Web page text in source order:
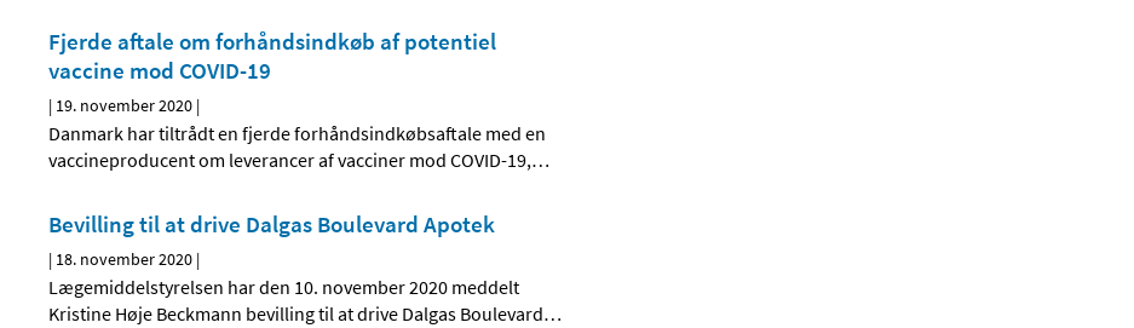
Fjerde aftale om forhåndsindkøb af potentiel
vaccine mod COVID-19
| 19. november 2020 |
Danmark har tiltrådt en fjerde forhåndsindkøbsaftale med en
vaccineproducent om leverancer af vacciner mod COVID-19,…
Bevilling til at drive Dalgas Boulevard Apotek
| 18. november 2020 |
Lægemiddelstyrelsen har den 10. november 2020 meddelt
Kristine Høje Beckmann bevilling til at drive Dalgas Boulevard…